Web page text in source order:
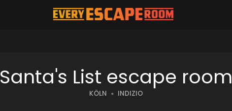
Santa's List escape room
KÖLN INDIZIO